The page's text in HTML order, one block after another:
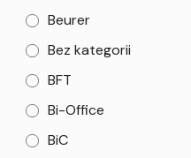
Beurer
Bez kategorii
BFT
Bi-Office
BiC